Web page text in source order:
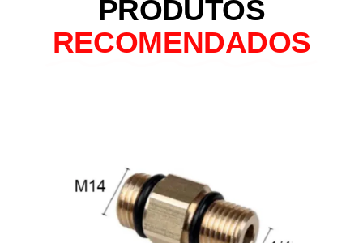
PRODUTOS
RECOMENDADOS